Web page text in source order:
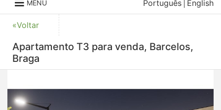
MENU Português English
«Voltar
Apartamento T3 para venda, Barcelos,
Braga